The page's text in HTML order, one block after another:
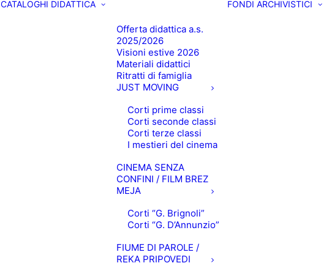
CATALOGHI DIDATTICA
Offerta didattica a.s.
2025/2026
Visioni estive 2026
Materiali didattici
Ritratti di famiglia
JUST MOVING
Corti prime classi
Corti seconde classi
Corti terze classi
I mestieri del cinema
CINEMA SENZA
CONFINI / FILM BREZ
MEJA
Corti “G. Brignoli”
Corti “G. D’Annunzio”
FIUME DI PAROLE /
REKA PRIPOVEDI
FONDI ARCHIVISTICI